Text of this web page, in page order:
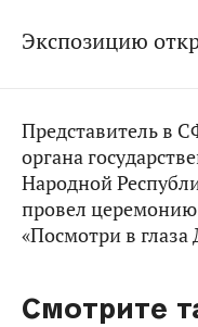
Экспозицию
Представитель в
органа
Народной
провел
«Посмотри в глаза
Смотрите